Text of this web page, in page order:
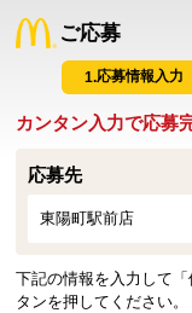
ご応募
応募情報入力
カンタン入力で応募
応募先
東陽町駅前店
下記の情報を入力して
タンを押してください。